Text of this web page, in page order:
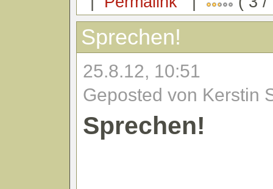
Sprechen!
25.8.12, 10:51
Geposted von Kerstin
Sprechen!